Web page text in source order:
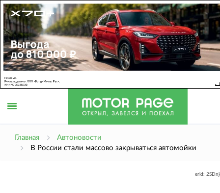
Главная
Автоновости
В России стали массово закрываться автомойки
erid: